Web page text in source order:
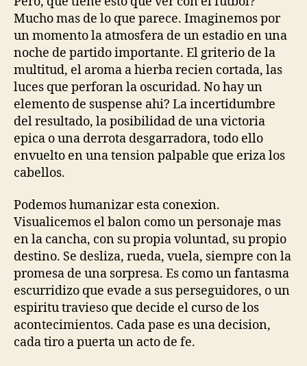
Mucho mas de lo que parece. Imaginemos por
un momento la atmosfera de un estadio en una
noche de partido importante. El griterio de la
multitud, el aroma a hierba recien cortada, las
luces que perforan la oscuridad. No hay un
elemento de suspense ahi? La incertidumbre
del resultado, la posibilidad de una victoria
epica o una derrota desgarradora, todo ello
envuelto en una tension palpable que eriza los
cabellos.
Podemos humanizar esta conexion.
Visualicemos el balon como un personaje mas
en la cancha, con su propia voluntad, su propio
destino. Se desliza, rueda, vuela, siempre con la
promesa de una sorpresa. Es como un fantasma
escurridizo que evade a sus perseguidores, o un
espiritu travieso que decide el curso de los
acontecimientos. Cada pase es una decision,
cada tiro a puerta un acto de fe.